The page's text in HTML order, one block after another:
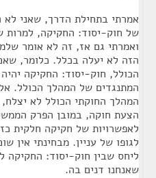
אמרתי בתחילת הדרך, שאני
של חוק-יסוד: החקיקה, למרות
ואמרתי גם אז, זה לא אומר
הזה לא יעלה בכלל. כלומר,
הכולל, חוק-יסוד: החקיקה
המתנגדים של המהלך הכולל.
המהלך החוקתי הכולל לא
הצעת חוקה, במובן הפרק
לאפשרויות של חקיקה חלקית
לגופו של עניין. מבחינתי אין
ליחס שבין חוק-יסוד: החקיקה
שאנחנו דנים בה.